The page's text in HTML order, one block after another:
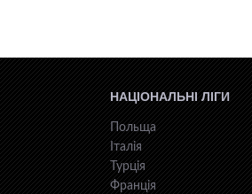
НАЦІОНАЛЬНІ ЛІГИ
Польща
Італія
Турція
Франція